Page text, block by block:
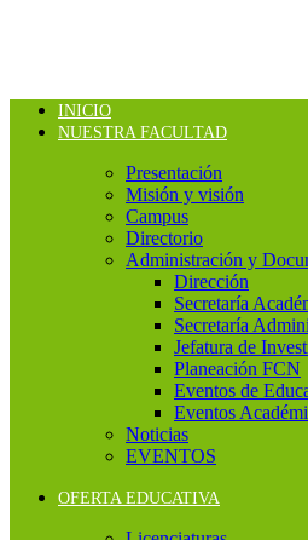
INICIO
NUESTRA FACULTAD
Presentación
Misión y visión
Campus
Directorio
Administración y
Dirección
Secretaría
Secretaría
Jefatura de
Planeación FCN
Eventos de
Eventos
Noticias
EVENTOS
OFERTA EDUCATIVA